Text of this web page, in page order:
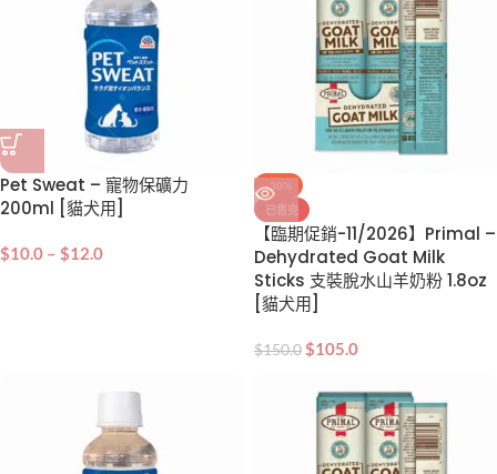
Pet Sweat – 寵物保礦力
200ml [貓犬用]
$10.0 – $12.0
-30%
已售完
【臨期促銷-11/2026】Primal –
Dehydrated Goat Milk
Sticks 支裝脫水山羊奶粉 1.8oz
[貓犬用]
$150.0$105.0